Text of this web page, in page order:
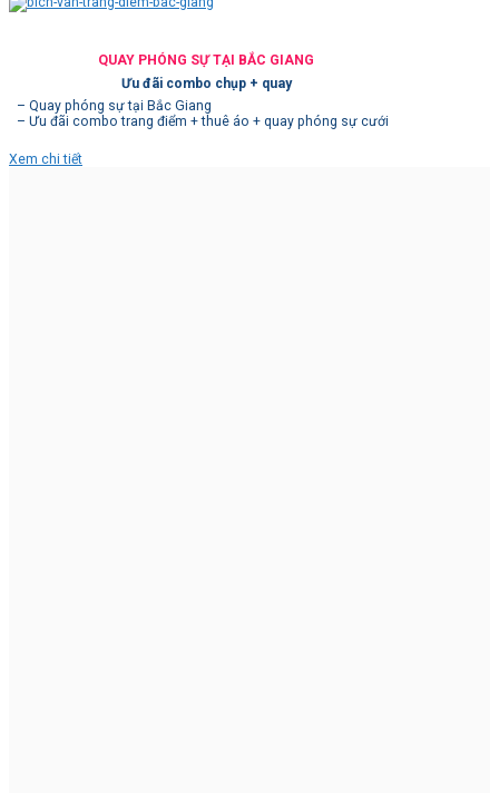
QUAY PHÓNG SỰ TẠI BẮC GIANG
Ưu đãi combo chụp + quay
– Quay phóng sự tại Bắc Giang
– Ưu đãi combo trang điểm + thuê áo + quay phóng sự cưới
Xem chi tiết